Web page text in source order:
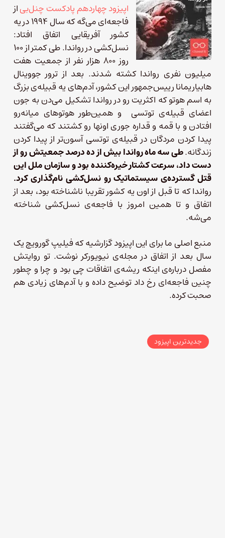
اپیزود چهاردهم پادکست چنل‌بیاز
فاجعه‌ای می‌گه که سال ۱۹۹۴ در یه
کشور آفریقایی اتفاق افتاد:
نسل‌کشی در رواندا. طی کمتر از ۱۰۰
روز ۸۰۰ هزار نفر از جمعیت هفت
میلیون نفری رواندا کشته شدند. بعد از ترور جووینال
هابیاریمانا رییس‌جمهور این کشور، آدم‌های یه قبیله‌ی بزرگ
به اسم هوتو که اکثریت رو در رواندا تشکیل می‌دن به جون
اعضای قبیله‌ی توتسی و همین‌طور هوتوهای میانه‌رو
افتادن و با قمه و قداره جوری اونها رو کشتند که می‌گفتند
پیدا کردن مردگان در قبیله‌ی توتسی آسون‌تر از پیدا کردن
زندگانه.طی سه ماه رواندا بیش از ده درصد جمعیتش رو از
دست داد، سرعت کشتار خیره‌کننده بود و سازمان ملل این
قتل گسترده‌ی سیستماتیک رو نسل‌کشی نام‌گذاری کرد.
رواندا که تا قبل از اون یه کشور تقریبا ناشناخته بود، بعد از
اتفاق و تا همین امروز با فاجعه‌ی نسل‌کشی شناخته
می‌شه.
منبع اصلی ما برای این اپیزود گزارشیه که فیلیپ گورویچ یک
سال بعد از اتفاق در مجله‌ی نیویورکر نوشت. تو روایتش
مفصل درباره‌ی اینکه ریشه‌ی اتفاقات چی بود و چرا و چطور
چنین فاجعه‌ای رخ داد توضیح داده و با آدم‌های زیادی هم
صحبت کرده.
جدیدترین اپیزود